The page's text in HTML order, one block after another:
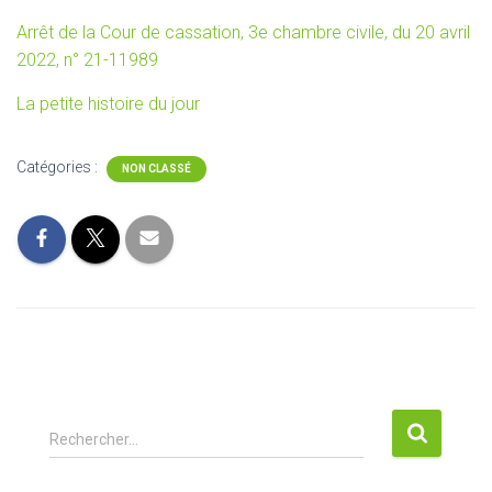
Arrêt de la Cour de cassation, 3e chambre civile, du 20 avril
2022, n° 21-11989
La petite histoire du jour
Catégories : NON CLASSÉ
R
e
Rechercher…